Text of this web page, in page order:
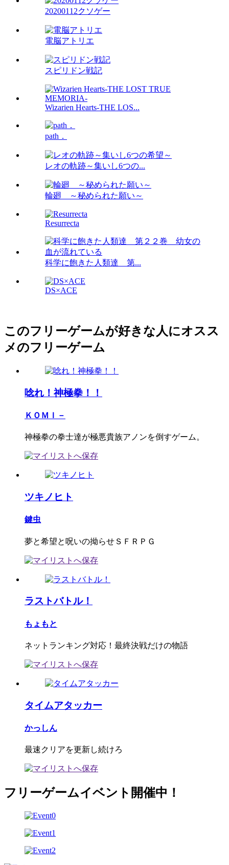
20200112クソゲー
電脳アトリエ
スピリドン戦記
Wizarien Hearts-THE LOS...
path．
レオの軌跡～集いし6つの...
輪廻 ～秘められた願い～
Resurrecta
科学に飽きた人類達 第...
DS×ACE
このフリーゲームが好きな人にオスス
メのフリーゲーム
唸れ！神極拳！！
ＫＯＭＩ－
神極拳の拳士達が極悪貴族アノンを倒すゲーム。
ツキノヒト
鍵虫
夢と希望と呪いの拗らせＳＦＲＰＧ
ラストバトル！
もょもと
ネットランキング対応！最終決戦だけの物語
タイムアタッカー
かっしん
最速クリアを更新し続けろ
フリーゲームイベント開催中！